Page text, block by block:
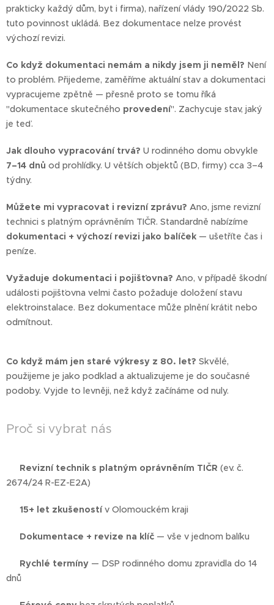
prakticky každý dům, byt i firma), nařízení vlády 190/2022 Sb.
tuto povinnost ukládá. Bez dokumentace nelze provést
výchozí revizi.
Co když dokumentaci nemám a nikdy jsem ji neměl? Není
to problém. Přijedeme, zaměříme aktuální stav a dokumentaci
vypracujeme zpětně — přesně proto se tomu říká
"dokumentace skutečného provedení". Zachycuje stav, jaký
je teď.
Jak dlouho vypracování trvá? U rodinného domu obvykle
7–14 dnů od prohlídky. U větších objektů (BD, firmy) cca 3–4
týdny.
Můžete mi vypracovat i revizní zprávu? Ano, jsme revizní
technici s platným oprávněním TIČR. Standardně nabízíme
dokumentaci + výchozí revizi jako balíček — ušetříte čas i
peníze.
Vyžaduje dokumentaci i pojišťovna? Ano, v případě škodní
události pojišťovna velmi často požaduje doložení stavu
elektroinstalace. Bez dokumentace může plnění krátit nebo
odmítnout.
Co když mám jen staré výkresy z 80. let? Skvělé,
použijeme je jako podklad a aktualizujeme je do současné
podoby. Vyjde to levněji, než když začínáme od nuly.
Proč si vybrat nás
Revizní technik s platným oprávněním TIČR (ev. č.
2674/24 R-EZ-E2A)
15+ let zkušenostív Olomouckém kraji
Dokumentace + revize na klíč — vše v jednom balíku
Rychlé termíny — DSP rodinného domu zpravidla do 14
dnů